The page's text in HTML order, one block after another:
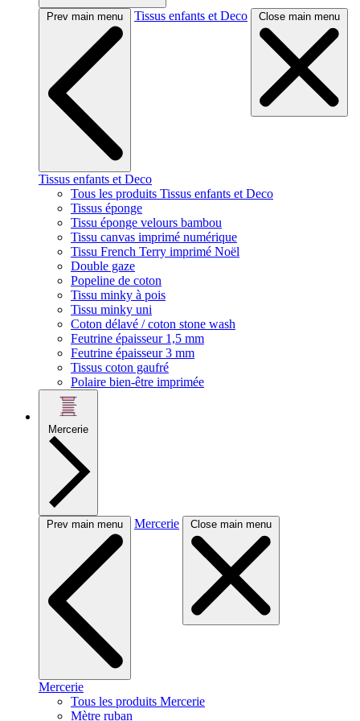
Prev main menu Tissus enfants et Deco Close main menu
Tissus enfants et Deco
Tous les produits Tissus enfants et Deco
Tissus éponge
Tissu éponge velours bambou
Tissu canvas imprimé numérique
Tissu French Terry imprimé Noël
Double gaze
Popeline de coton
Tissu minky à pois
Tissu minky uni
Coton délavé / coton stone wash
Feutrine épaisseur 1,5 mm
Feutrine épaisseur 3 mm
Tissus coton gaufré
Polaire bien-être imprimée
Mercerie
Prev main menu Mercerie Close main menu
Mercerie
Tous les produits Mercerie
Mètre ruban